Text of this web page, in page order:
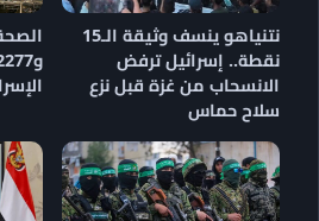
نتنياهو ينسف وثيقة الـ15
نقطة.. إسرائيل ترفض
الانسحاب من غزة قبل نزع
سلاح حماس